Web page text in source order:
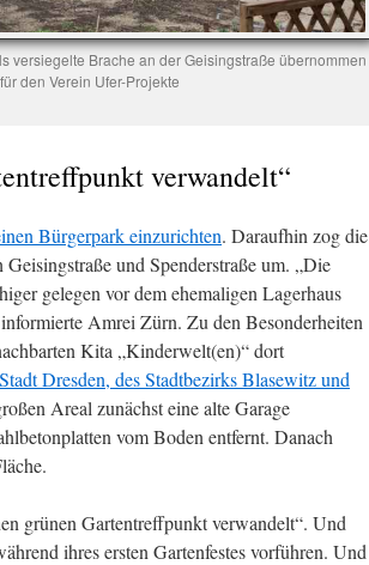
versiegelte Brache an der Geisingstraße übernommen
den Verein Ufer-Projekte
verwandelt“
Bürgerpark einzurichten. Daraufhin zog die
und Spenderstraße um. „Die
gelegen vor dem ehemaligen Lagerhaus
Amrei Zürn. Zu den Besonderheiten
Kita „Kinderwelt(en)“ dort
Dresden, des Stadtbezirks Blasewitz und
Areal zunächst eine alte Garage
vom Boden entfernt. Danach
grünen Gartentreffpunkt verwandelt“. Und
ihres ersten Gartenfestes vorführen. Und